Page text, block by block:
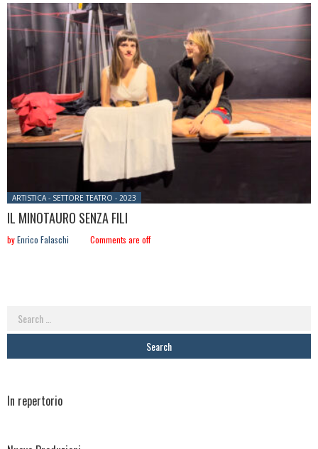
Posted in:
ARTISTICA - SETTORE TEATRO - 2023
IL MINOTAURO SENZA FILI
byEnrico Falaschi Comments are off
Search
for:
In repertorio